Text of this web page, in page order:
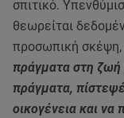
σπιτικό.
θεωρείται
προσωπική σκέψη,
πράγματα στη
πράγματα,
οικογένεια και